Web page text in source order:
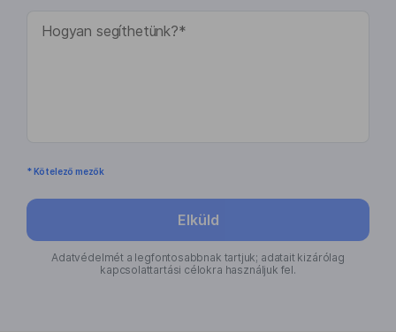
* Kötelező mezők
Elküld
Adatvédelmét a legfontosabbnak tartjuk; adatait kizárólag
kapcsolattartási célokra használjuk fel.